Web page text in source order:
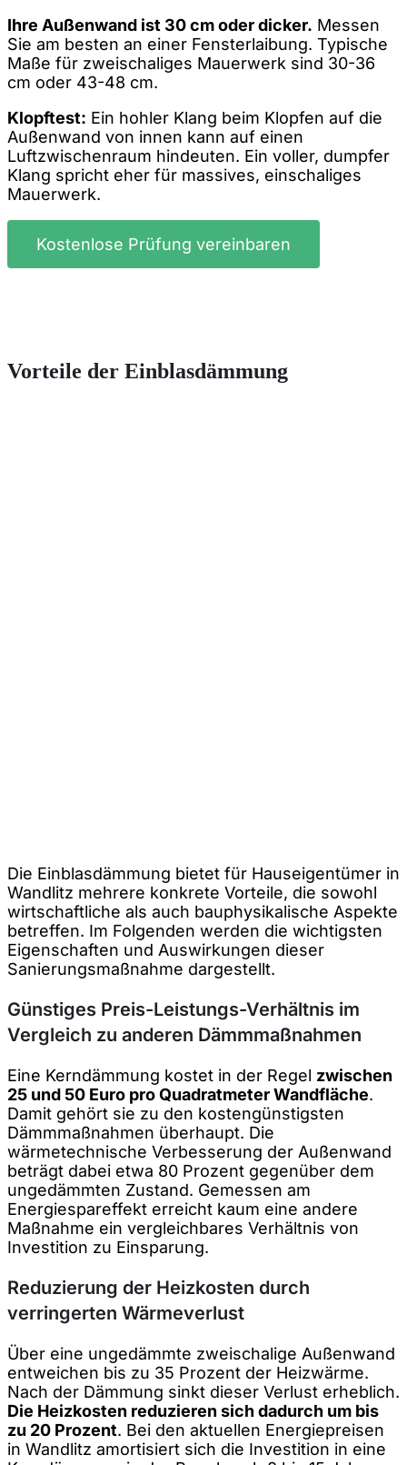
Ihre Außenwand ist 30 cm oder dicker. Messen
Sie am besten an einer Fensterlaibung. Typische
Maße für zweischaliges Mauerwerk sind 30-36
cm oder 43-48 cm.
Klopftest: Ein hohler Klang beim Klopfen auf die
Außenwand von innen kann auf einen
Luftzwischenraum hindeuten. Ein voller, dumpfer
Klang spricht eher für massives, einschaliges
Mauerwerk.
Kostenlose Prüfung vereinbaren
Vorteile der Einblasdämmung
Die Einblasdämmung bietet für Hauseigentümer in
Wandlitz mehrere konkrete Vorteile, die sowohl
wirtschaftliche als auch bauphysikalische Aspekte
betreffen. Im Folgenden werden die wichtigsten
Eigenschaften und Auswirkungen dieser
Sanierungsmaßnahme dargestellt.
Günstiges Preis-Leistungs-Verhältnis im
Vergleich zu anderen Dämmmaßnahmen
Eine Kerndämmung kostet in der Regel zwischen
25 und 50 Euro pro Quadratmeter Wandfläche.
Damit gehört sie zu den kostengünstigsten
Dämmmaßnahmen überhaupt. Die
wärmetechnische Verbesserung der Außenwand
beträgt dabei etwa 80 Prozent gegenüber dem
ungedämmten Zustand. Gemessen am
Energiespareffekt erreicht kaum eine andere
Maßnahme ein vergleichbares Verhältnis von
Investition zu Einsparung.
Reduzierung der Heizkosten durch
verringerten Wärmeverlust
Über eine ungedämmte zweischalige Außenwand
entweichen bis zu 35 Prozent der Heizwärme.
Nach der Dämmung sinkt dieser Verlust erheblich.
Die Heizkosten reduzieren sich dadurch um bis
zu 20 Prozent. Bei den aktuellen Energiepreisen
in Wandlitz amortisiert sich die Investition in eine